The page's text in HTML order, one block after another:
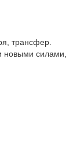
трансфер.
новыми силами,